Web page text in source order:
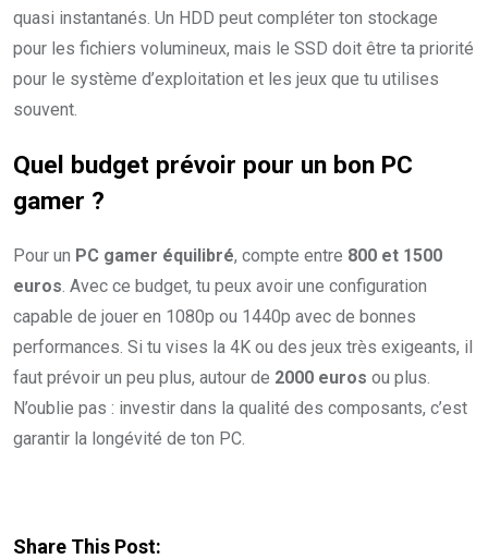
quasi instantanés. Un HDD peut compléter ton stockage
pour les fichiers volumineux, mais le SSD doit être ta priorité
pour le système d’exploitation et les jeux que tu utilises
souvent.
Quel budget prévoir pour un bon PC
gamer ?
Pour un PC gamer équilibré, compte entre 800 et 1500
euros. Avec ce budget, tu peux avoir une configuration
capable de jouer en 1080p ou 1440p avec de bonnes
performances. Si tu vises la 4K ou des jeux très exigeants, il
faut prévoir un peu plus, autour de 2000 euros ou plus.
N’oublie pas : investir dans la qualité des composants, c’est
garantir la longévité de ton PC.
Share This Post: